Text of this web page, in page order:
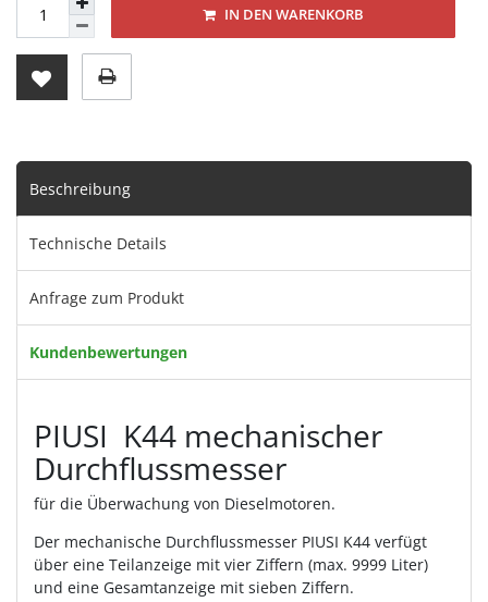
IN DEN WARENKORB
Beschreibung
Technische Details
Anfrage zum Produkt
Kundenbewertungen
PIUSI K44 mechanischer
Durchflussmesser
für die Überwachung von Dieselmotoren.
Der mechanische Durchflussmesser PIUSI K44 verfügt
über eine Teilanzeige mit vier Ziffern (max. 9999 Liter)
und eine Gesamtanzeige mit sieben Ziffern.